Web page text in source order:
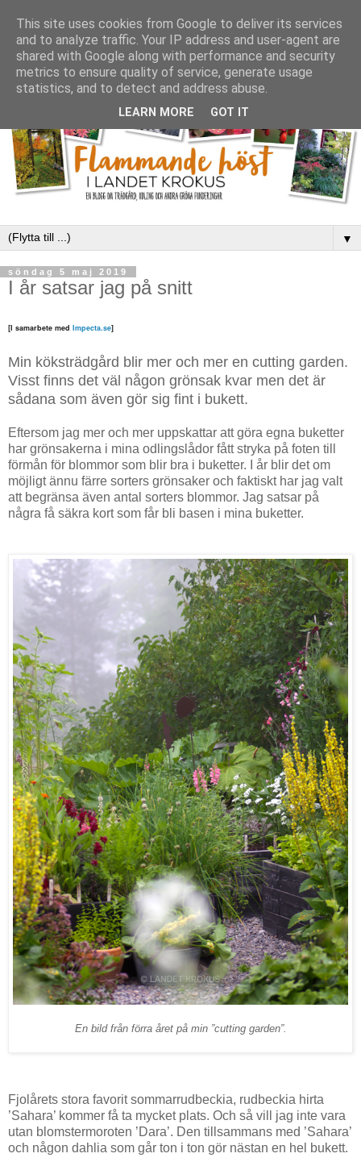
▼
söndag 5 maj 2019
I år satsar jag på snitt
[I samarbete med Impecta.se]
Min köksträdgård blir mer och mer en cutting garden.
Visst finns det väl någon grönsak kvar men det är
sådana som även gör sig fint i bukett.
Eftersom jag mer och mer uppskattar att göra egna buketter
har grönsakerna i mina odlingslådor fått stryka på foten till
förmån för blommor som blir bra i buketter.
I år blir det om
möjligt ännu färre sorters grönsaker och faktiskt har jag valt
att begränsa även antal sorters blommor. Jag satsar på
några få säkra kort som får bli basen i mina buketter.
En bild från förra året på min ”cutting garden”.
Fjolårets stora favorit sommarrudbeckia, rudbeckia hirta
’Sahara’ kommer få ta mycket plats. Och så vill jag inte vara
utan blomstermoroten ’Dara’. Den tillsammans med ’Sahara’
och någon dahlia som går ton i ton gör nästan en hel bukett.
This site uses cookies from Google to deliver its services
and to analyze traffic. Your IP address and user-agent are
shared with Google along with performance and security
metrics to ensure quality of service, generate usage
statistics, and to detect and address abuse.
LEARN MORE GOT IT